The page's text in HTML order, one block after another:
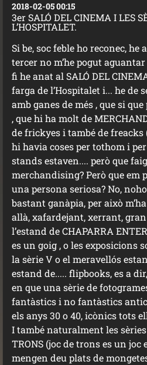
2018-02-05 00:15
3er SALÓ DEL CINEMA I LES
L’HOSPITALET.
Si be, soc feble ho reconec,
tercer no m’he pogut
fi he anat al SALÓ DEL
farga de l’Hospitalet i... he de
amb ganes de més , que si
, que hi ha molt de
de frickyes i també de freacks
hi havia coses per tothom i
stands estaven.... però que
merchandising? Però que em
una persona seriosa? No,
bastant ganàpia, per això
allà, xafardejant, xerrant,
l’estand de CHAPARRA
es un goig , o les exposicions
la sèrie V o el meravellós
estand de..... flipbooks, es a
en que una sèrie de
fantàstics i no fantàstics
els anys 30 o 40, icònics tots
I també naturalment les sèries
TRONS (joc de trons es un joc
mengen deu plats de